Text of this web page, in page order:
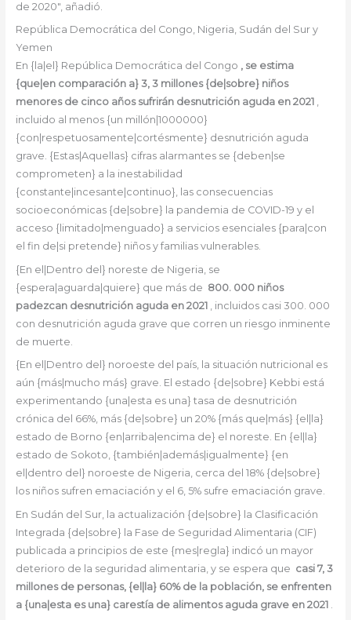
de 2020″, añadió.
República Democrática del Congo, Nigeria, Sudán del Sur y
Yemen
En {la|el} República Democrática del Congo , se estima
{que|en comparación a} 3, 3 millones {de|sobre} niños
menores de cinco años sufrirán desnutrición aguda en 2021 ,
incluido al menos {un millón|1000000}
{con|respetuosamente|cortésmente} desnutrición aguda
grave. {Estas|Aquellas} cifras alarmantes se {deben|se
comprometen} a la inestabilidad
{constante|incesante|continuo}, las consecuencias
socioeconómicas {de|sobre} la pandemia de COVID-19 y el
acceso {limitado|menguado} a servicios esenciales {para|con
el fin de|si pretende} niños y familias vulnerables.
{En el|Dentro del} noreste de Nigeria, se
{espera|aguarda|quiere} que más de 800. 000 niños
padezcan desnutrición aguda en 2021
, incluidos casi 300. 000
con desnutrición aguda grave que corren un riesgo inminente
de muerte.
{En el|Dentro del} noroeste del país, la situación nutricional es
aún {más|mucho más} grave. El estado {de|sobre} Kebbi está
experimentando {una|esta es una} tasa de desnutrición
crónica del 66%, más {de|sobre} un 20% {más que|más} {el|la}
estado de Borno {en|arriba|encima de} el noreste. En {el|la}
estado de Sokoto, {también|además|igualmente} {en
el|dentro del} noroeste de Nigeria, cerca del 18% {de|sobre}
los niños sufren emaciación y el 6, 5% sufre emaciación grave.
En Sudán del Sur, la actualización {de|sobre} la Clasificación
Integrada {de|sobre} la Fase de Seguridad Alimentaria (CIF)
publicada a principios de este {mes|regla} indicó un mayor
deterioro de la seguridad alimentaria, y se espera que casi 7, 3
millones de personas, {el|la} 60% de la población, se enfrenten
a {una|esta es una} carestía de alimentos aguda grave en 2021